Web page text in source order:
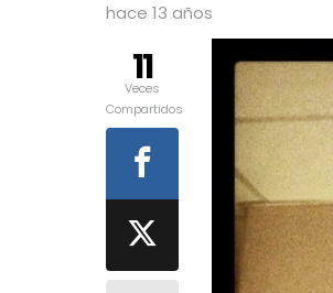
hace 13 años
11
Veces
Compartidos